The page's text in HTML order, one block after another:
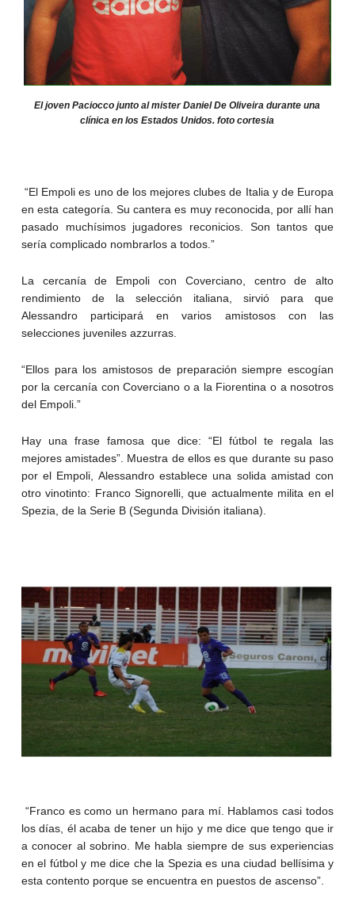
El joven Paciocco junto al mister Daniel De Oliveira durante una
clínica en los Estados Unidos. foto cortesia
“El Empoli es uno de los mejores clubes de Italia y de Europa
en esta categoría. Su cantera es muy reconocida, por allí han
pasado muchísimos jugadores reconicios. Son tantos que
sería complicado nombrarlos a todos.”
La cercanía de Empoli con Coverciano, centro de alto
rendimiento de la selección italiana, sirvió para que
Alessandro participará en varios amistosos con las
selecciones juveniles azzurras.
“Ellos para los amistosos de preparación siempre escogían
por la cercanía con Coverciano o a la Fiorentina o a nosotros
del Empoli.”
Hay una frase famosa que dice: “El fútbol te regala las
mejores amistades”. Muestra de ellos es que durante su paso
por el Empoli, Alessandro establece una solida amistad con
otro vinotinto: Franco Signorelli, que actualmente milita en el
Spezia, de la Serie B (Segunda División italiana).
“Franco es como un hermano para mí. Hablamos casi todos
los días, él acaba de tener un hijo y me dice que tengo que ir
a conocer al sobrino. Me habla siempre de sus experiencias
en el fútbol y me dice che la Spezia es una ciudad bellísima y
esta contento porque se encuentra en puestos de ascenso”.